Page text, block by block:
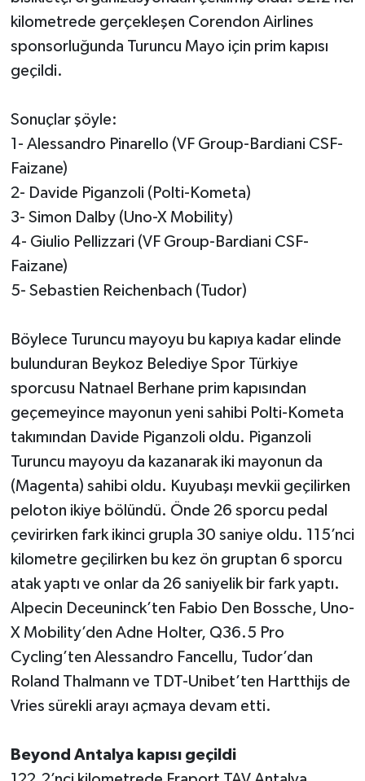
kilometrede gerçekleşen Corendon Airlines
sponsorluğunda Turuncu Mayo için prim kapısı
geçildi.
Sonuçlar şöyle:
1- Alessandro Pinarello (VF Group-Bardiani CSF-
Faizane)
2- Davide Piganzoli (Polti-Kometa)
3- Simon Dalby (Uno-X Mobility)
4- Giulio Pellizzari (VF Group-Bardiani CSF-
Faizane)
5- Sebastien Reichenbach (Tudor)
Böylece Turuncu mayoyu bu kapıya kadar elinde
bulunduran Beykoz Belediye Spor Türkiye
sporcusu Natnael Berhane prim kapısından
geçemeyince mayonun yeni sahibi Polti-Kometa
takımından Davide Piganzoli oldu. Piganzoli
Turuncu mayoyu da kazanarak iki mayonun da
(Magenta) sahibi oldu. Kuyubaşı mevkii geçilirken
peloton ikiye bölündü. Önde 26 sporcu pedal
çevirirken fark ikinci grupla 30 saniye oldu. 115’nci
kilometre geçilirken bu kez ön gruptan 6 sporcu
atak yaptı ve onlar da 26 saniyelik bir fark yaptı.
Alpecin Deceuninck’ten Fabio Den Bossche, Uno-
X Mobility’den Adne Holter, Q36.5 Pro
Cycling’ten Alessandro Fancellu, Tudor’dan
Roland Thalmann ve TDT-Unibet’ten Hartthijs de
Vries sürekli arayı açmaya devam etti.
Beyond Antalya kapısı geçildi